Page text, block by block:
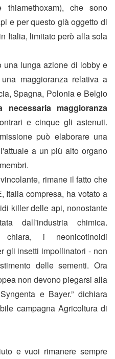
thiamethoxam), che sono
e per questo già oggetto di
Italia, limitato però alla sola
una lunga azione di lobby e
maggioranza relativa a
Spagna, Polonia e Belgio
necessaria maggioranza
e cinque gli astenuti.
può elaborare una
a un più alto organo
rimane il fatto che
Italia compresa, ha votato a
killer delle api, nonostante
dall'industria chimica.
i neonicotinoidi
gli insetti impollinatori - non
delle sementi. Ora
non devono piegarsi alla
e Bayer.” dichiara
campagna Agricoltura di
e vuoi rimanere sempre